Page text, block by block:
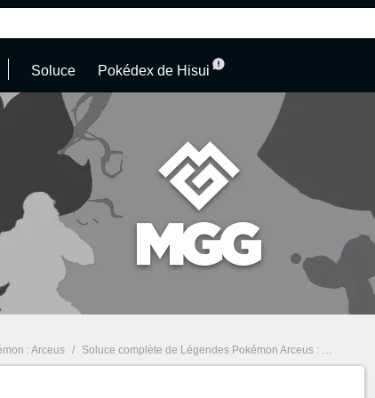
Soluce Pokédex de Hisui
: Arceus / Soluce complète de Légendes Pokémon Arceus : guides et astuces à Hisui